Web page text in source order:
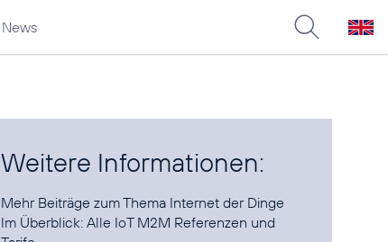
News
Weitere Informationen:
Mehr Beiträge zum Thema Internet der Dinge
Im Überblick:Alle IoT M2M Referenzen und